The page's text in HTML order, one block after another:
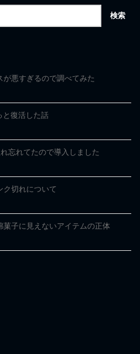
悪すぎるので調べてみた
と復活した話
忘れてたので導入しました
ク切れについて
菓子に見えないアイテムの正体